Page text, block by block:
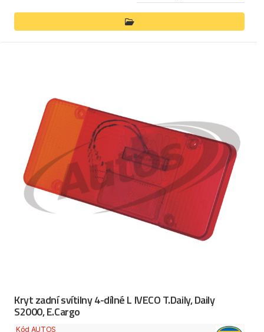
Kryt zadní svítilny 4-dílné L IVECO T.Daily, Daily
S2000, E.Cargo
Kód AUTOS